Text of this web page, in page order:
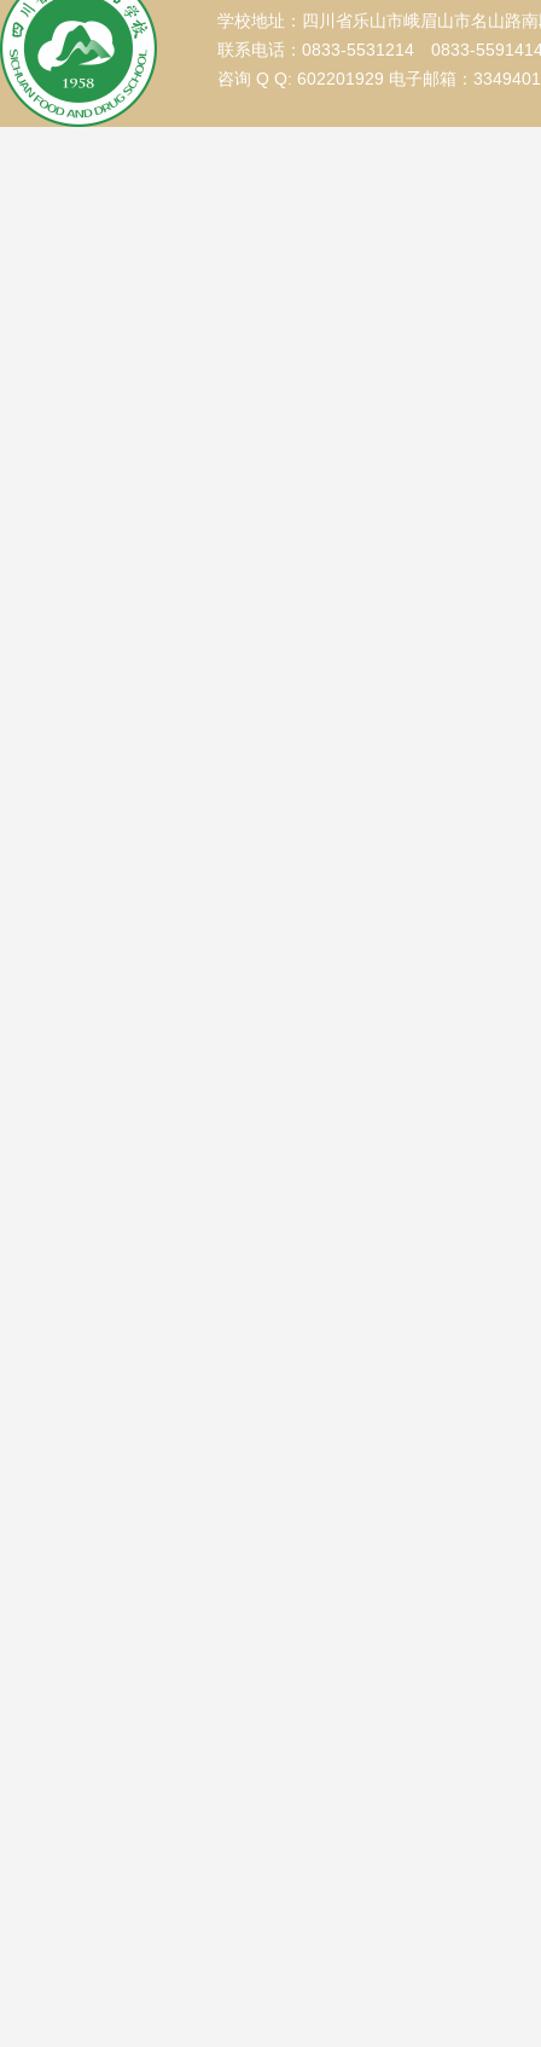
学校地址：四川省乐山市峨眉山市名山路
联系电话：0833-5531214 0833-
咨询 Q Q: 602201929 电子邮箱：